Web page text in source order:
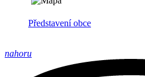
Představení obce
nahoru